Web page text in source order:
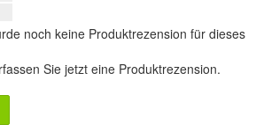
noch keine Produktrezension für dieses
Sie jetzt eine Produktrezension.